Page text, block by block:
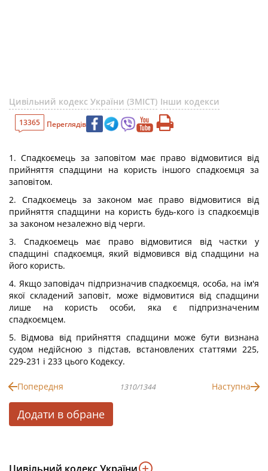
Цивільний кодекс України (ЗМІСТ) Інши кодекси
13365 Переглядів
1. Спадкоємець за заповітом має право відмовитися від
прийняття спадщини на користь іншого спадкоємця за
заповітом.
2. Спадкоємець за законом має право відмовитися від
прийняття спадщини на користь будь-кого із спадкоємців
за законом незалежно від черги.
3. Спадкоємець має право відмовитися від частки у
спадщині спадкоємця, який відмовився від спадщини на
його користь.
4. Якщо заповідач підпризначив спадкоємця, особа, на ім'я
якої складений заповіт, може відмовитися від спадщини
лише на користь особи, яка є підпризначеним
спадкоємцем.
5. Відмова від прийняття спадщини може бути визнана
судом недійсною з підстав, встановлених статтями 225,
229-231 і 233 цього Кодексу.
Попередня 1310/1344 Наступна
Додати в обране